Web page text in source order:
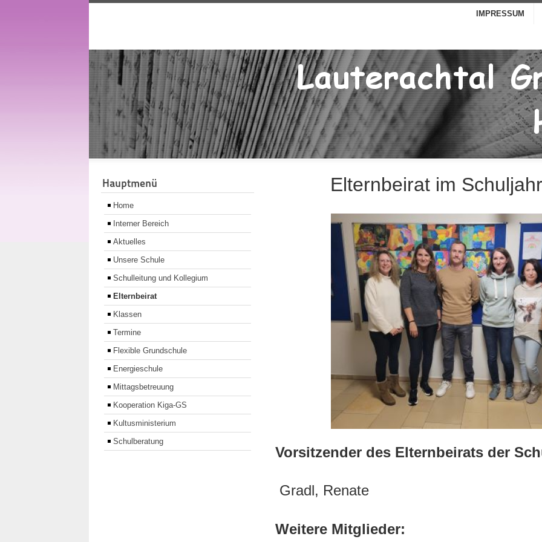
IMPRESSUM
Hauptmenü
Home
Interner Bereich
Aktuelles
Unsere Schule
Schulleitung und Kollegium
Elternbeirat
Klassen
Termine
Flexible Grundschule
Energieschule
Mittagsbetreuung
Kooperation Kiga-GS
Kultusministerium
Schulberatung
Elternbeirat im
Vorsitzender des Elternbeirats der
Gradl, Renate
Weitere Mitglieder: